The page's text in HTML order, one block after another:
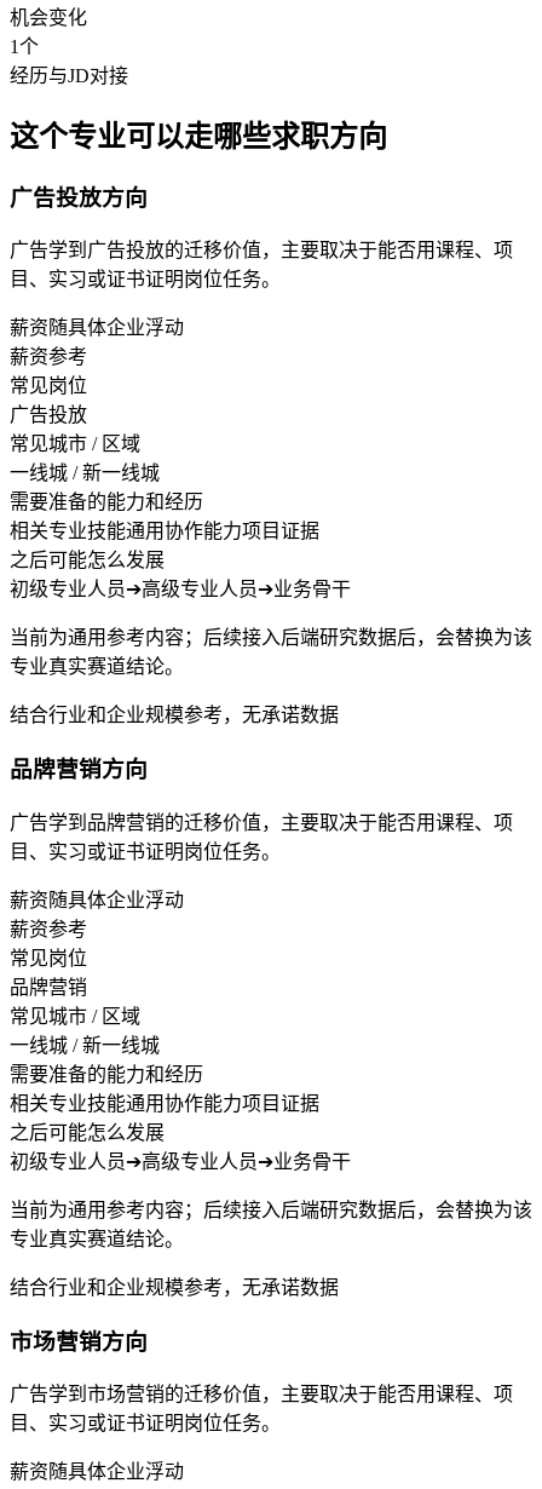
机会变化
1个
经历与JD对接
这个专业可以走哪些求职方向
广告投放方向
广告学到广告投放的迁移价值，主要取决于能否用课程、项
目、实习或证书证明岗位任务。
薪资随具体企业浮动
薪资参考
常见岗位
广告投放
常见城市 / 区域
一线城 / 新一线城
需要准备的能力和经历
相关专业技能通用协作能力项目证据
之后可能怎么发展
初级专业人员➔高级专业人员➔业务骨干
当前为通用参考内容；后续接入后端研究数据后，会替换为该
专业真实赛道结论。
结合行业和企业规模参考，无承诺数据
品牌营销方向
广告学到品牌营销的迁移价值，主要取决于能否用课程、项
目、实习或证书证明岗位任务。
薪资随具体企业浮动
薪资参考
常见岗位
品牌营销
常见城市 / 区域
一线城 / 新一线城
需要准备的能力和经历
相关专业技能通用协作能力项目证据
之后可能怎么发展
初级专业人员➔高级专业人员➔业务骨干
当前为通用参考内容；后续接入后端研究数据后，会替换为该
专业真实赛道结论。
结合行业和企业规模参考，无承诺数据
市场营销方向
广告学到市场营销的迁移价值，主要取决于能否用课程、项
目、实习或证书证明岗位任务。
薪资随具体企业浮动